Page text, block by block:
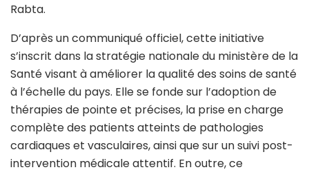
Rabta.
D’après un communiqué officiel, cette initiative
s’inscrit dans la stratégie nationale du ministère de la
Santé visant à améliorer la qualité des soins de santé
à l’échelle du pays. Elle se fonde sur l’adoption de
thérapies de pointe et précises, la prise en charge
complète des patients atteints de pathologies
cardiaques et vasculaires, ainsi que sur un suivi post-
intervention médicale attentif. En outre, ce